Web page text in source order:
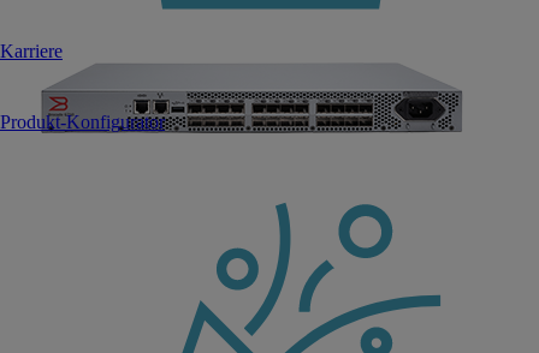
Produkt-Konfigurator
Karriere